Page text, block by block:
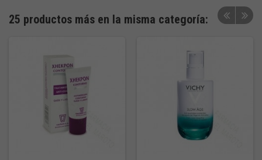
25 productos más en la misma categoría: